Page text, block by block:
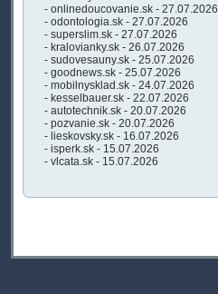
- onlinedoucovanie.sk - 27.07.2026
- odontologia.sk - 27.07.2026
- superslim.sk - 27.07.2026
- kralovianky.sk - 26.07.2026
- sudovesauny.sk - 25.07.2026
- goodnews.sk - 25.07.2026
- mobilnysklad.sk - 24.07.2026
- kesselbauer.sk - 22.07.2026
- autotechnik.sk - 20.07.2026
- pozvanie.sk - 20.07.2026
- lieskovsky.sk - 16.07.2026
- isperk.sk - 15.07.2026
- vlcata.sk - 15.07.2026